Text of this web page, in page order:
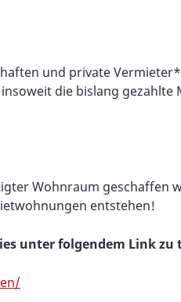
und private
die bislang
Wohnraum geschaffen
entstehen!
unter folgendem Link zu